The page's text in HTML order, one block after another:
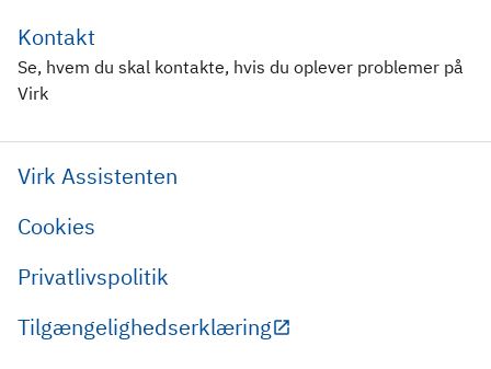
Kontakt
Se, hvem du skal kontakte, hvis du oplever problemer på
Virk
Virk Assistenten
Cookies
Privatlivspolitik
Tilgængelighedserklæring